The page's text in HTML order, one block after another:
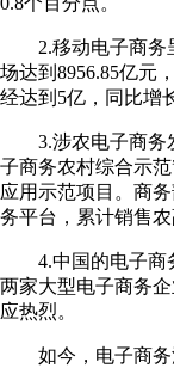
2.移动电子商务呈
场达到8956.85亿元
经达到5亿，同比增
3.涉农电子商务发
子商务农村综合示
应用示范项目。商
务平台，累计销售农
4.中国的电子商务
两家大型电子商务
应热烈。
如今，电子商务